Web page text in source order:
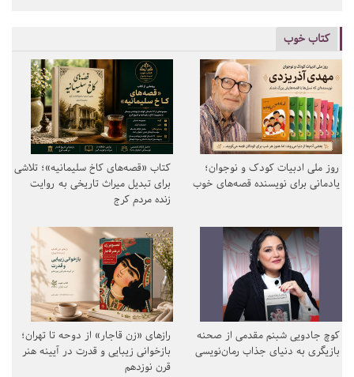
کتاب خوب
روز ملی ادبیات کودک و نوجوان؛
یادمانی برای نویسنده قصه‌های خوب
کتاب «قصه‌های کاخ سلیمانیه»؛ تلاشی
برای تبدیل میراث تاریخی به روایت
زنده مردم کرج
کوچ جادویی شبنم مقدمی از صحنه
بازیگری به دنیای جذاب رمان‌نویسی
رازهای «زن قاجار» از دوحه تا تهران؛
بازخوانی زیبایی و قدرت در آیینه هنر
قرن نوزدهم